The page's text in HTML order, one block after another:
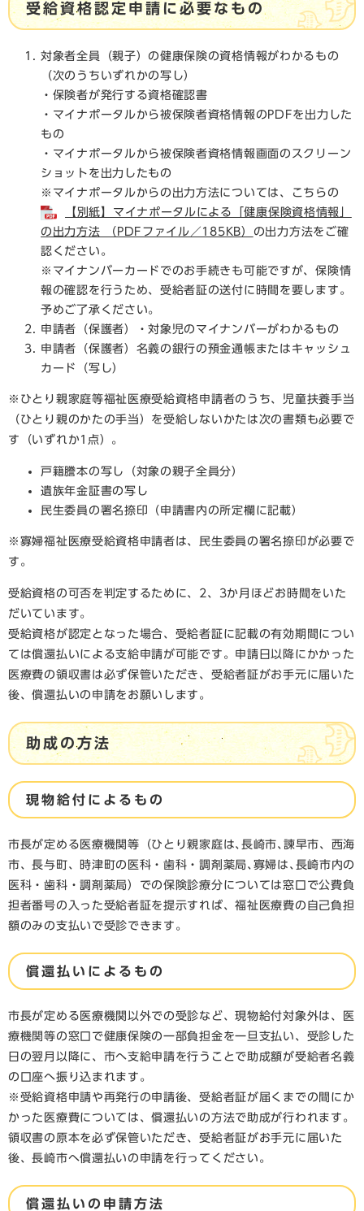
受給資格認定申請に必要なもの
対象者全員（親子）の健康保険の資格情報がわかるもの
（次のうちいずれかの写し）
・保険者が発行する資格確認書
・マイナポータルから被保険者資格情報のPDFを出力した
もの
・マイナポータルから被保険者資格情報画面のスクリーン
ショットを出力したもの
※マイナポータルからの出力方法については、こちらの
【別紙】マイナポータルによる「健康保険資格情報」
の出力方法 （PDFファイル／185KB） の出力方法をご確
認ください。
※マイナンバーカードでのお手続きも可能ですが、保険情
報の確認を行うため、受給者証の送付に時間を要します。
予めご了承ください。
申請者（保護者）・対象児のマイナンバーがわかるもの
申請者（保護者）名義の銀行の預金通帳またはキャッシュ
カード（写し）​
※ひとり親家庭等福祉医療受給資格申請者のうち、児童扶養手当
（ひとり親のかたの手当）を受給しないかたは次の書類も必要で
す（いずれか1点）。
戸籍謄本の写し（対象の親子全員分）
遺族年金証書の写し
民生委員の署名捺印（申請書内の所定欄に記載）
※寡婦福祉医療受給資格申請者は、民生委員の署名捺印が必要で
す。
​受給資格の可否を判定するために、2、3か月ほどお時間をいた
だいています。
受給資格が認定となった場合、受給者証に記載の有効期間につい
ては償還払いによる支給申請が可能です。申請日以降にかかった
医療費の領収書は必ず保管いただき、受給者証がお手元に届いた
後、償還払いの申請をお願いします。
​助成の方法
現物給付によるもの
市長が定める医療機関等（ひとり親家庭は､長崎市､諫早市、西海
市、長与町、時津町の医科・歯科・調剤薬局､寡婦は､長崎市内の
医科・歯科・調剤薬局）での保険診療分については窓口で公費負
担者番号の入った受給者証を提示すれば、福祉医療費の自己負担
額のみの支払いで受診できます。
償還払いによるもの
市長が定める医療機関以外での受診など、現物給付対象外は、医
療機関等の窓口で健康保険の一部負担金を一旦支払い、受診した
日の翌月以降に、市へ支給申請を行うことで助成額が受給者名義
の口座へ振り込まれます。
※受給資格申請や再発行の申請後、受給者証が届くまでの間にか
かった医療費については、償還払いの方法で助成が行われます。
領収書の原本を必ず保管いただき、受給者証がお手元に届いた
後、長崎市へ償還払いの申請を行ってください。
償還払いの申請方法